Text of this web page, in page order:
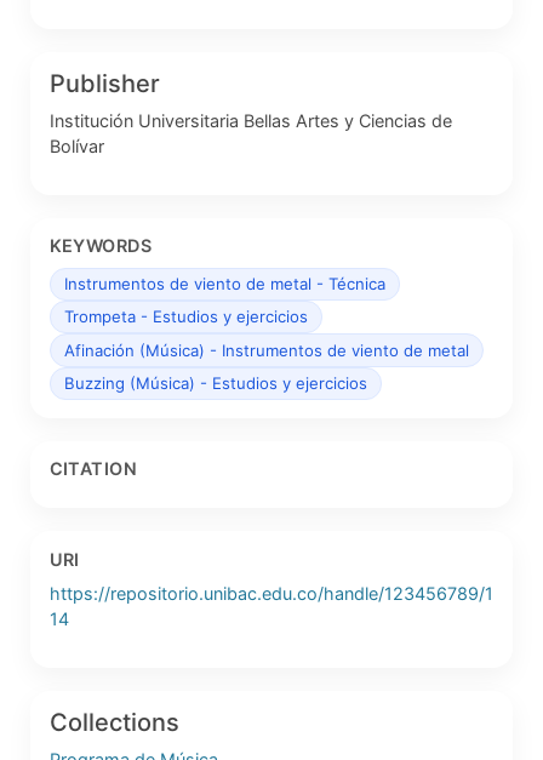
Publisher
Institución Universitaria Bellas Artes y Ciencias de
Bolívar
KEYWORDS
Instrumentos de viento de metal - Técnica
Trompeta - Estudios y ejercicios
Afinación (Música) - Instrumentos de viento de metal
Buzzing (Música) - Estudios y ejercicios
CITATION
URI
https://repositorio.unibac.edu.co/handle/123456789/1
14
Collections